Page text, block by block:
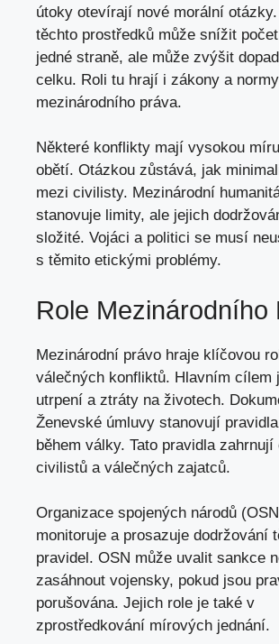
útoky otevírají nové morální
těchto prostředků může snížit
jedné straně, ale může zvýšit
celku. Roli tu hrají i zákony a normy
mezinárodního práva.
Některé konflikty mají vysokou
obětí. Otázkou zůstává, jak
mezi civilisty. Mezinárodní
stanovuje limity, ale jejich
složité. Vojáci a politici se musí
s těmito etickými problémy.
Role Mezinárodního
Mezinárodní právo hraje klíčovou
válečných konfliktů. Hlavním cílem
utrpení a ztráty na životech.
Ženevské úmluvy stanovují
během války. Tato pravidla zahrnují
civilistů a válečných zajatců.
Organizace spojených národů
monitoruje a prosazuje dodržování
pravidel. OSN může uvalit sankce
zasáhnout vojensky, pokud jsou
porušována. Jejich role je také v
zprostředkování mírových jednání.